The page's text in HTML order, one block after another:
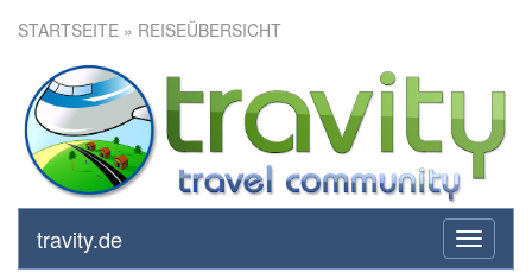
STARTSEITE » REISEÜBERSICHT
toggle
travity.de